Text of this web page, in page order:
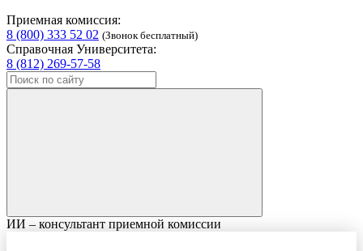
Приемная комиссия:
8 (800) 333 52 02 (Звонок бесплатный)
Справочная Университета:
8 (812) 269-57-58
ИИ – консультант приемной комиссии